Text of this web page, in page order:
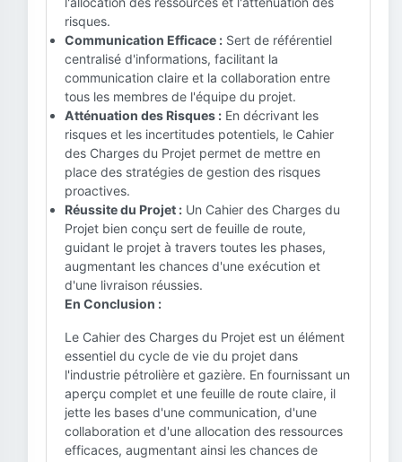
risques.
Communication Efficace : Sert de référentiel
centralisé d'informations, facilitant la
communication claire et la collaboration entre
tous les membres de l'équipe du projet.
Atténuation des Risques : En décrivant les
risques et les incertitudes potentiels, le Cahier
des Charges du Projet permet de mettre en
place des stratégies de gestion des risques
proactives.
Réussite du Projet : Un Cahier des Charges du
Projet bien conçu sert de feuille de route,
guidant le projet à travers toutes les phases,
augmentant les chances d'une exécution et
d'une livraison réussies.
En Conclusion :
Le Cahier des Charges du Projet est un élément
essentiel du cycle de vie du projet dans
l'industrie pétrolière et gazière. En fournissant un
aperçu complet et une feuille de route claire, il
jette les bases d'une communication, d'une
collaboration et d'une allocation des ressources
efficaces, augmentant ainsi les chances de